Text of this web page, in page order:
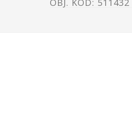
OBJ. KÓD: 511432